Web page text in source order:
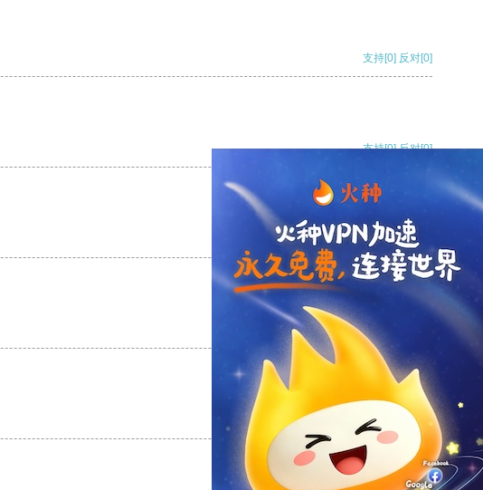
支持[0] 反对[0]
支持[0] 反对[0]
支持[0] 反对
支持
支持 反对 [0]